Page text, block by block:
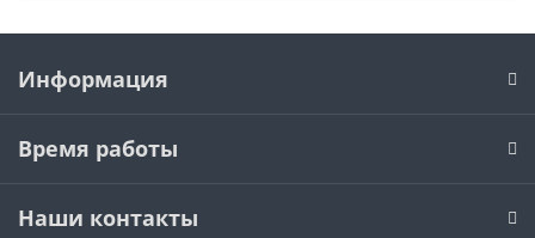
Информация
Время работы
Наши контакты